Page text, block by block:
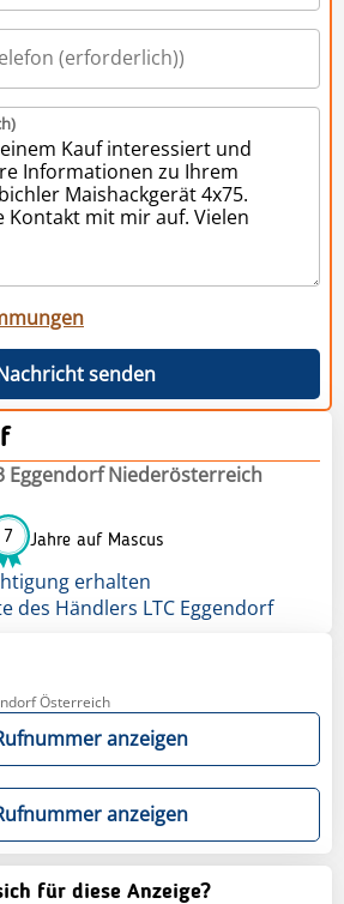
senden
Eggendorf Niederösterreich
7 Jahre auf Mascus
erhalten
des Händlers LTC Eggendorf
Österreich
anzeigen
anzeigen
für diese Anzeige?